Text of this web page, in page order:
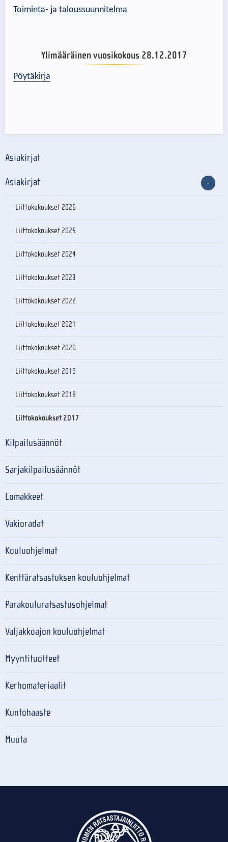
Toiminta- ja taloussuunnitelma
Ylimääräinen vuosikokous 28.12.2017
Pöytäkirja
Asiakirjat
Asiakirjat
Liittokokoukset 2026
Liittokokoukset 2025
Liittokokoukset 2024
Liittokokoukset 2023
Liittokokoukset 2022
Liittokokoukset 2021
Liittokokoukset 2020
Liittokokoukset 2019
Liittokokoukset 2018
Liittokokoukset 2017
Kilpailusäännöt
Sarjakilpailusäännöt
Lomakkeet
Vakioradat
Kouluohjelmat
Kenttäratsastuksen kouluohjelmat
Parakouluratsastusohjelmat
Valjakkoajon kouluohjelmat
Myyntituotteet
Kerhomateriaalit
Kuntohaaste
Muuta